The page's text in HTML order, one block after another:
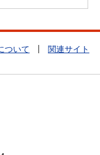
ついて 関連サイト